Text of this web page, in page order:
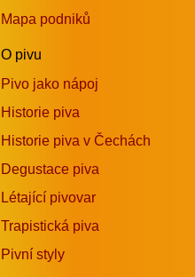
Mapa podniků
O pivu
Pivo jako nápoj
Historie piva
Historie piva v Čechách
Degustace piva
Létající pivovar
Trapistická piva
Pivní styly